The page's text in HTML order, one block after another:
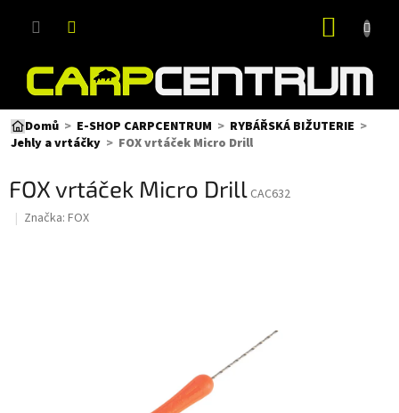
Domů E-SHOP CARPCENTRUM
RYBÁŘSKÁ BIŽUTERIE
Jehly a vrtáčky
FOX vrtáček Micro Drill
FOX vrtáček Micro Drill CAC632
Značka: FOX